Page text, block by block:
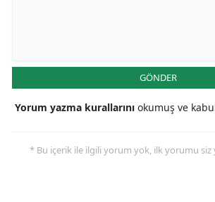
GÖNDER
Yorum yazma kurallarını okumuş ve
* Bu içerik ile ilgili yorum yok, ilk yorumu siz